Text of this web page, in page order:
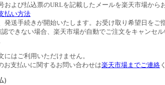
および払込票のURLを記載したメールを楽天市場から
払い方法
発送手続きが開始いたします。お受け取り希望日をご
できない場合、楽天市場が自動でご注文をキャンセル
はご利用いただけません。
支払いに関するお問い合わせは楽天市場までご連絡